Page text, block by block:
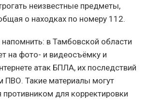
неизвестные предметы,
о находках по номеру 112.
в Тамбовской области
на фото- и видеосъёмку и
атак БПЛА, их последствий
ПВО. Такие материалы могут
противником для корректировки